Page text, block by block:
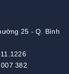
25 - Q. Bình
382